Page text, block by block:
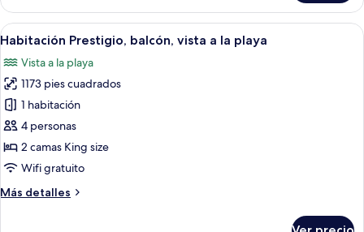
la
playa
empresarial,
habitación,
vista
a
la
playa
Abrir
todas
las
fotos
de
Habitación
Prestigio,
balcón,
a
Habitación de hotel con dos camas,
4
Habitación Prestigio, balcón, vista a la playa
Vista a la playa
1173 pies cuadrados
1 habitación
4 personas
2 camas King size
Wifi gratuito
Más detalles
Más